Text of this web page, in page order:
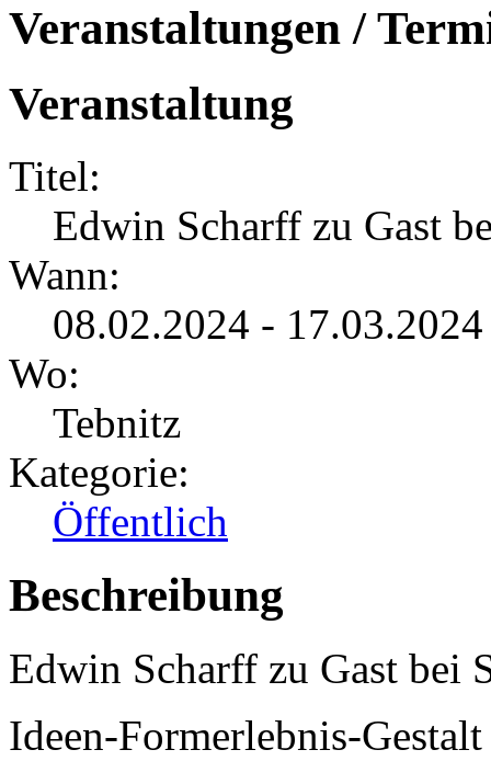
Veranstaltungen /
Veranstaltung
Titel:
Edwin Scharff zu Gast
Wann:
08.02.2024 -
Wo:
Tebnitz
Kategorie:
Öffentlich
Beschreibung
Edwin Scharff zu Gast bei
Ideen-Formerlebnis-Gestalt